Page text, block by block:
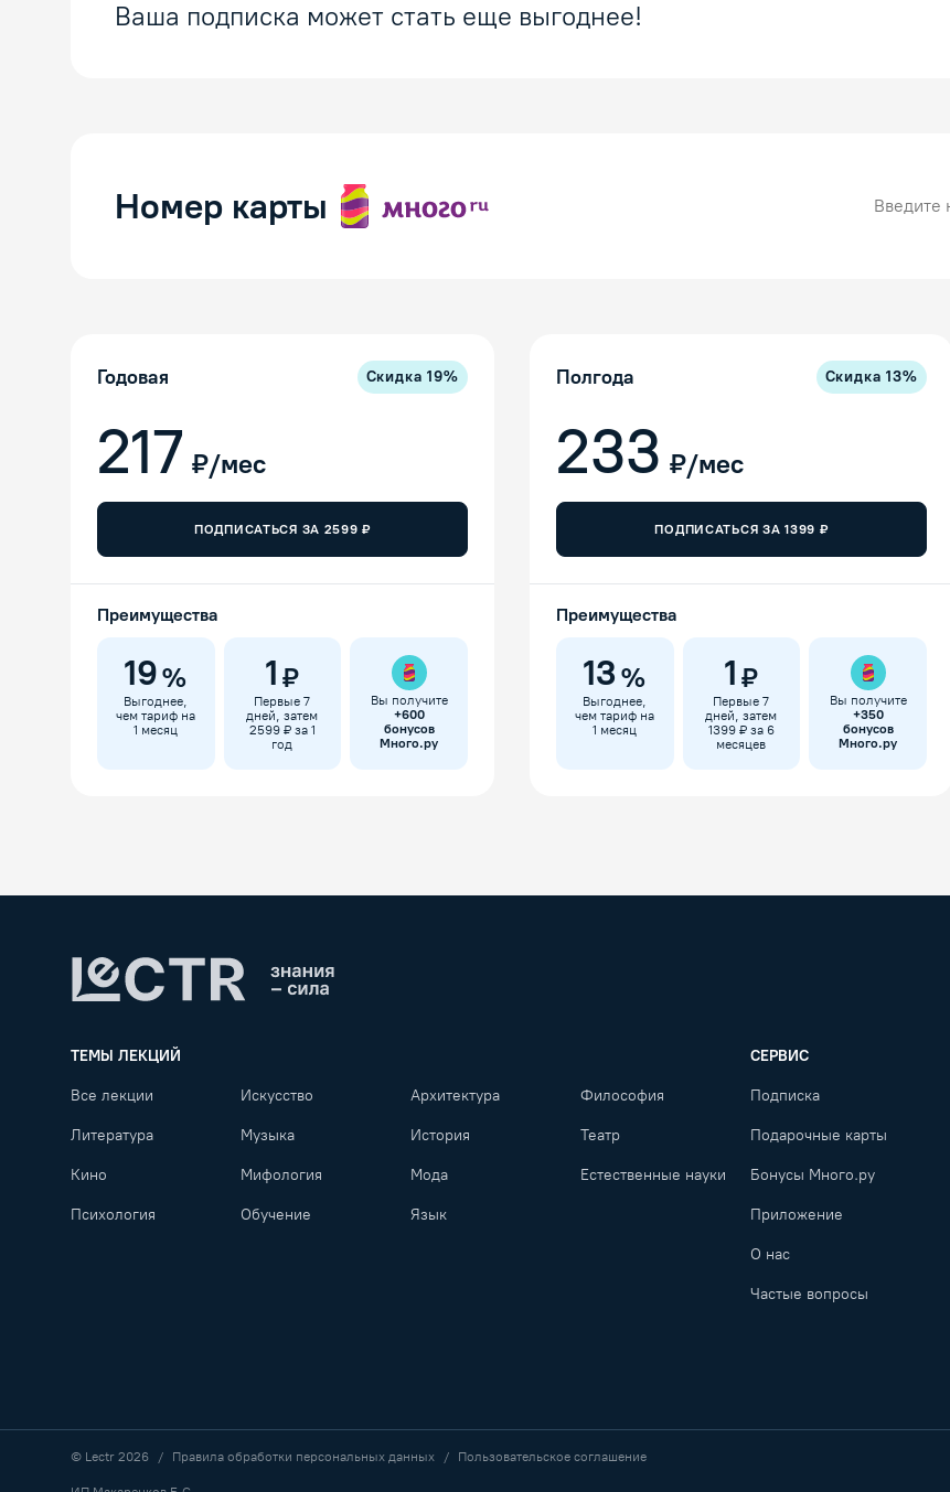
Ваша подписка может стать еще выгоднее!
Номер карты
Годовая Скидка19%
217 ₽/мес
ПОДПИСАТЬСЯ ЗА 2599 ₽
Преимущества
19%
Выгоднее,
чем тариф на
1 месяц
1 ₽
Первые 7
дней, затем
2599 ₽ за 1
год
Вы получите
+600
бонусов
Много.ру
Полгода Скидка13%
233 ₽/мес
ПОДПИСАТЬСЯ ЗА1399 ₽
Преимущества
13 %
Выгоднее,
чем тариф на
1 месяц
1 ₽
Первые 7
дней, затем
1399 ₽ за 6
месяцев
Вы получите
+350
бонусов
Много.ру
ТЕМЫ ЛЕКЦИЙ
Все лекции Искусство Архитектура Философия
Литература Музыка История Театр
Кино Мифология Мода Естественные науки
Психология Обучение Язык
СЕРВИС
Подписка
Подарочные карты
Бонусы Много.ру
Приложение
О нас
Частые вопросы
© Lectr 2026 Правила обработки персональных данных Пользовательское соглашение